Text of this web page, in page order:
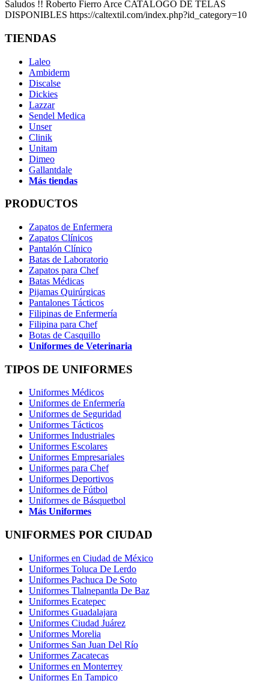
Saludos !! Roberto Fierro Arce CATALOGO DE TELAS
DISPONIBLES https://caltextil.com/index.php?id_category=10
TIENDAS
Laleo
Ambiderm
Discalse
Dickies
Lazzar
Sendel Medica
Unser
Clinik
Unitam
Dimeo
Gallantdale
Más tiendas
PRODUCTOS
Zapatos de Enfermera
Zapatos Clínicos
Pantalón Clínico
Batas de Laboratorio
Zapatos para Chef
Batas Médicas
Pijamas Quirúrgicas
Pantalones Tácticos
Filipinas de Enfermería
Filipina para Chef
Botas de Casquillo
Uniformes de Veterinaria
TIPOS DE UNIFORMES
Uniformes Médicos
Uniformes de Enfermería
Uniformes de Seguridad
Uniformes Tácticos
Uniformes Industriales
Uniformes Escolares
Uniformes Empresariales
Uniformes para Chef
Uniformes Deportivos
Uniformes de Fútbol
Uniformes de Básquetbol
Más Uniformes
UNIFORMES POR CIUDAD
Uniformes en Ciudad de México
Uniformes Toluca De Lerdo
Uniformes Pachuca De Soto
Uniformes Tlalnepantla De Baz
Uniformes Ecatepec
Uniformes Guadalajara
Uniformes Ciudad Juárez
Uniformes Morelia
Uniformes San Juan Del Río
Uniformes Zacatecas
Uniformes en Monterrey
Uniformes En Tampico